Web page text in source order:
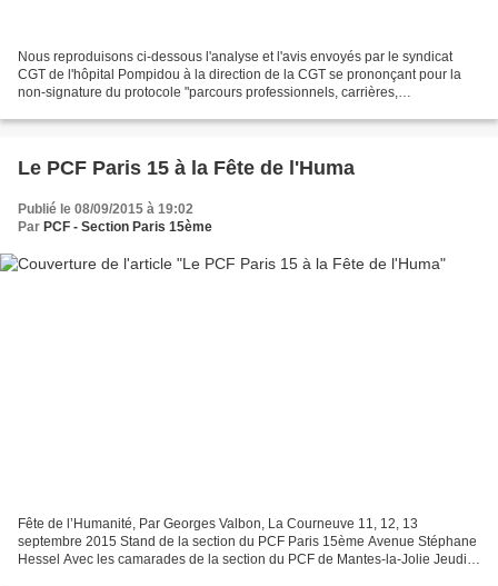
Nous reproduisons ci-dessous l'analyse et l'avis envoyés par le syndicat
CGT de l'hôpital Pompidou à la direction de la CGT se prononçant pour la
non-signature du protocole "parcours professionnels, carrières,
Le PCF Paris 15 à la Fête de l'Huma
Publié le 08/09/2015 à 19:02
Par PCF - Section Paris 15ème
Fête de l’Humanité, Par Georges Valbon, La Courneuve 11, 12, 13
septembre 2015 Stand de la section du PCF Paris 15ème Avenue Stéphane
Hessel Avec les camarades de la section du PCF de Mantes-la-Jolie Jeudi